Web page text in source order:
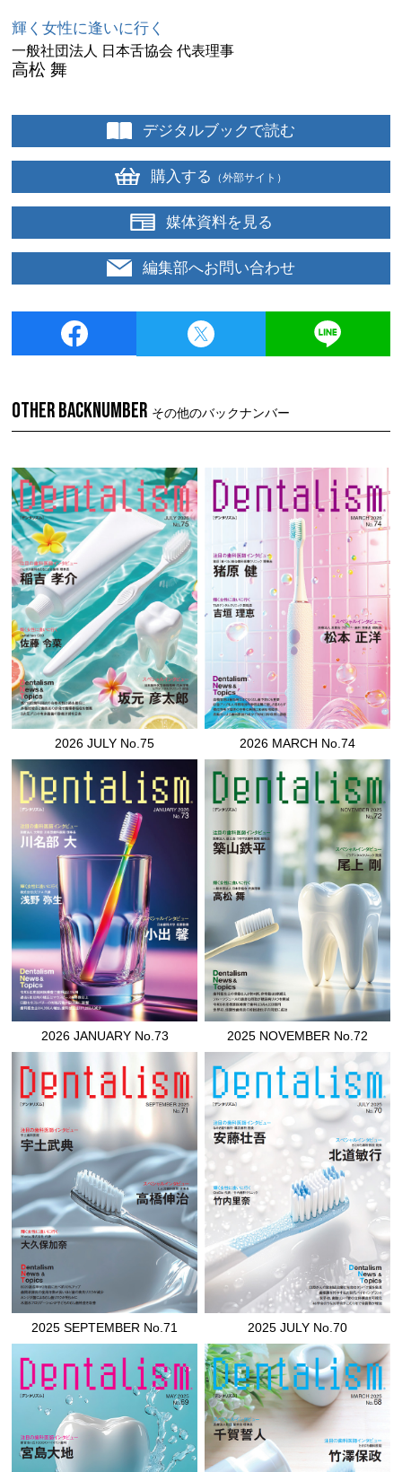
輝く女性に逢いに行く
一般社団法人 日本舌協会 代表理事
高松 舞
デジタルブックで読む
購入する （外部サイト）
媒体資料を見る
編集部へお問い合わせ
OTHER BACKNUMBER その他のバックナンバー
2026 JULY No.75 2026 MARCH No.74
2026 JANUARY No.73 2025 NOVEMBER No.72
2025 SEPTEMBER No.71 2025 JULY No.70